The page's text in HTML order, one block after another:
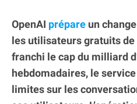
OpenAI prépare un
les utilisateurs gratuits de
franchi le cap du milliard
hebdomadaires, le
limites sur les